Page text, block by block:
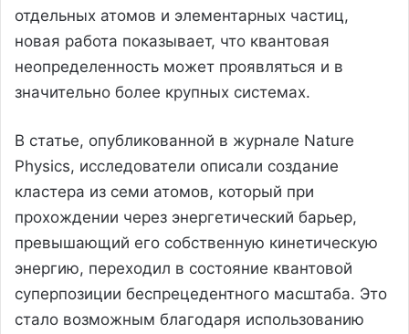
отдельных атомов и элементарных частиц,
новая работа показывает, что квантовая
неопределенность может проявляться и в
значительно более крупных системах.
В статье, опубликованной в журнале Nature
Physics, исследователи описали создание
кластера из семи атомов, который при
прохождении через энергетический барьер,
превышающий его собственную кинетическую
энергию, переходил в состояние квантовой
суперпозиции беспрецедентного масштаба. Это
стало возможным благодаря использованию